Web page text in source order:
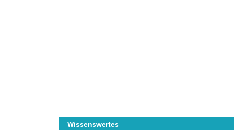
Wissenswertes